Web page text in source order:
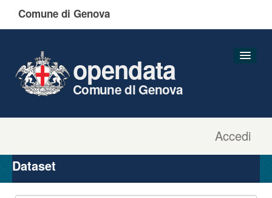
Comune di Genova
Accedi
opendata
Comune di Genova
Organizzazioni
Gruppi
Dataset